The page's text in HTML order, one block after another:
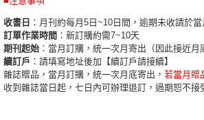
收書日 ：月刊約每月5日~10日間，逾期未收請於
訂單作業時間 ：新訂購約需7~10天
期刊起始 ：當月訂購，統一次月寄出（因此接近
續訂戶 ：請填寫地址後加【續訂戶請接續】
雜誌贈品，當月訂購，統一次月底寄出， 若當月贈
收到雜誌當日起，七日內可辦理退訂，過期恕不接